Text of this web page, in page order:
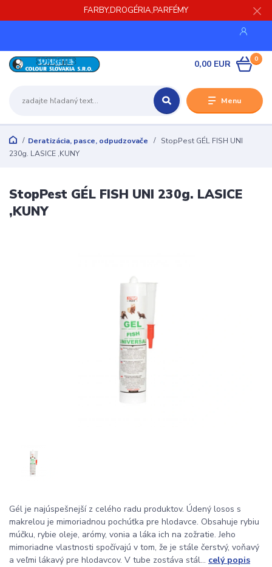
FARBY,DROGÉRIA,PARFÉMY
Menu
0
0,00 EUR
Deratizácia, pasce, odpudzovače
StopPest GÉL FISH UNI
230g. LASICE ,KUNY
StopPest GÉL FISH UNI 230g. LASICE
,KUNY
Gél je najúspešnejší z celého radu produktov. Údený losos s
makrelou je mimoriadnou pochúťka pre hlodavce. Obsahuje rybiu
múčku, rybie oleje, arómy, vonia a láka ich na zožratie. Jeho
mimoriadne vlastnosti spočívajú v tom, že je stále čerstvý, voňavý
a veľmi lákavý pre hlodavcov. V tube zostáva stál... celý popis